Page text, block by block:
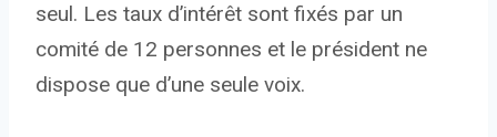
seul. Les taux d’intérêt sont fixés par un
comité de 12 personnes et le président ne
dispose que d’une seule voix.